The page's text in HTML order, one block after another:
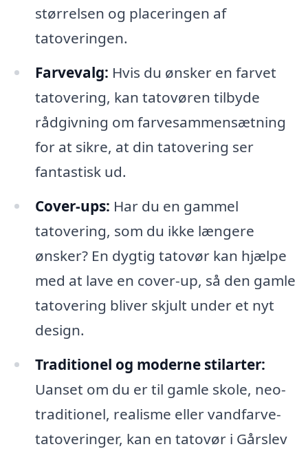
størrelsen og placeringen af
tatoveringen.
Farvevalg: Hvis du ønsker en farvet
tatovering, kan tatovøren tilbyde
rådgivning om farvesammensætning
for at sikre, at din tatovering ser
fantastisk ud.
Cover-ups: Har du en gammel
tatovering, som du ikke længere
ønsker? En dygtig tatovør kan hjælpe
med at lave en cover-up, så den gamle
tatovering bliver skjult under et nyt
design.
Traditionel og moderne stilarter:
Uanset om du er til gamle skole, neo-
traditionel, realisme eller vandfarve-
tatoveringer, kan en tatovør i Gårslev